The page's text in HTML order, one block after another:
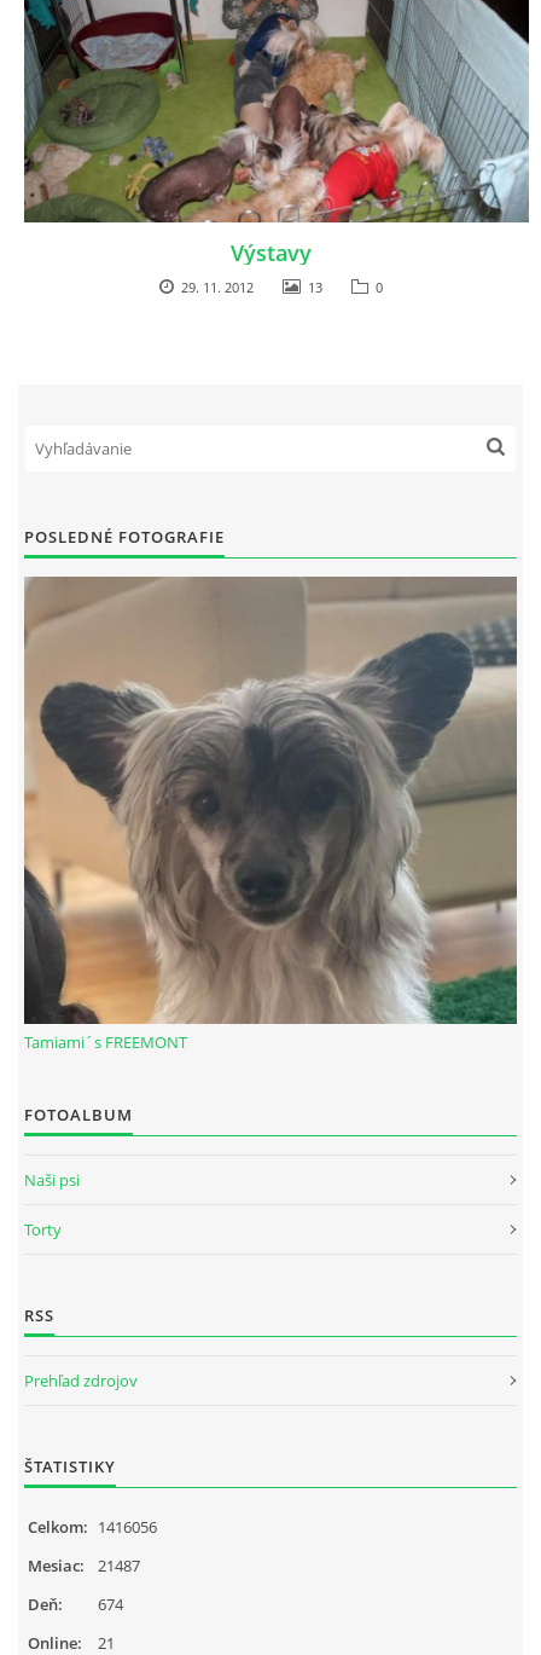
Výstavy
29. 11. 2012 13 0
POSLEDNÉ FOTOGRAFIE
Tamiami´s FREEMONT
FOTOALBUM
Naši psi
Torty
RSS
Prehľad zdrojov
ŠTATISTIKY
Online: 21
Celkom: 1416056
Mesiac:
21487
Deň:
674